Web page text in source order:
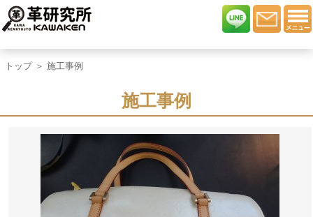
トップ＞ 施工事例
施工事例